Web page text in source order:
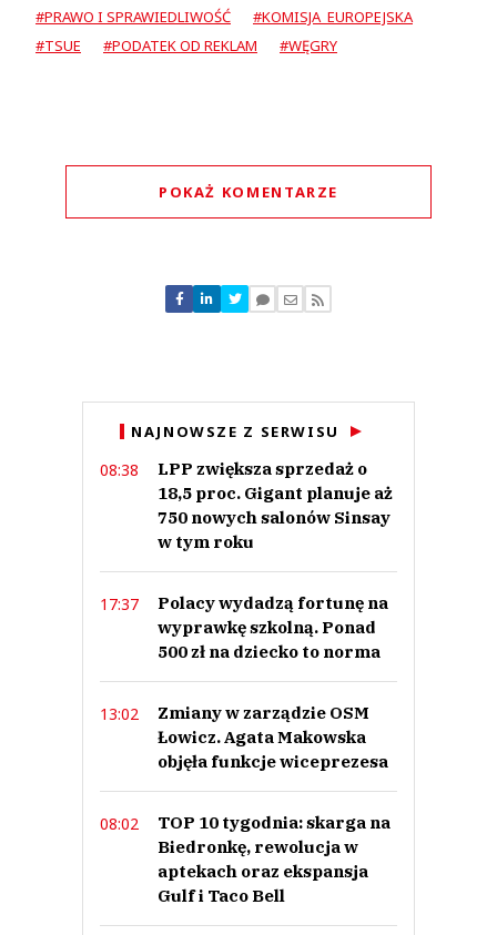
#PRAWO I SPRAWIEDLIWOŚĆ
#KOMISJA EUROPEJSKA
#TSUE
#PODATEK OD REKLAM #WĘGRY
POKAŻ KOMENTARZE
Nie znaleziono komentarzy
Zostaw swoje komentarze
NAJNOWSZE Z SERWISU
08:38
LPP zwiększa sprzedaż o
18,5 proc. Gigant planuje aż
750 nowych salonów Sinsay
w tym roku
17:37
Polacy wydadzą fortunę na
wyprawkę szkolną. Ponad
500 zł na dziecko to norma
13:02
Zmiany w zarządzie OSM
Łowicz. Agata Makowska
objęła funkcje wiceprezesa
08:02
TOP 10 tygodnia: skarga na
Biedronkę, rewolucja w
aptekach oraz ekspansja
Gulf i Taco Bell